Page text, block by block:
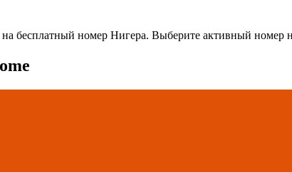
на бесплатный номер Нигера. Выберите активный номер